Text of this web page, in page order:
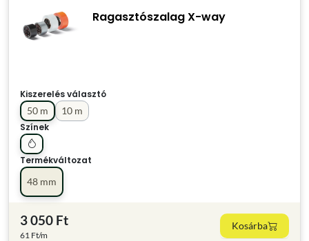
Ragasztószalag X-way
Kiszerelés választó
10 m
50 m
Színek
Termékváltozat
48 mm
3 050 Ft
61 Ft/m
Kosárba